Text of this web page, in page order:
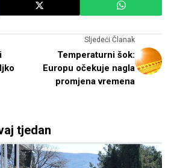
Sljedeći Članak
Temperaturni šok:
Europu očekuje nagla
promjena vremena
tjedan